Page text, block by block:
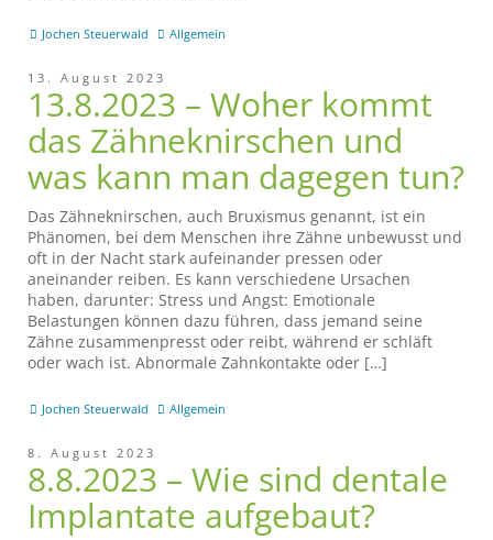
Jochen Steuerwald Allgemein
13. August 2023
13.8.2023 – Woher kommt
das Zähneknirschen und
was kann man dagegen tun?
Das Zähneknirschen, auch Bruxismus genannt, ist ein
Phänomen, bei dem Menschen ihre Zähne unbewusst und
oft in der Nacht stark aufeinander pressen oder
aneinander reiben. Es kann verschiedene Ursachen
haben, darunter: Stress und Angst: Emotionale
Belastungen können dazu führen, dass jemand seine
Zähne zusammenpresst oder reibt, während er schläft
oder wach ist. Abnormale Zahnkontakte oder […]
Jochen Steuerwald Allgemein
8. August 2023
8.8.2023 – Wie sind dentale
Implantate aufgebaut?